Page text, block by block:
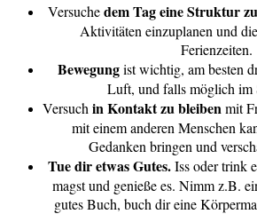
Versuchedem Tag eine Struktur
Aktivitäten einzuplanen und
Ferienzeiten.
Bewegungist wichtig, am besten
Luft, und falls möglich im
Versuchin Kontakt zu bleibenmit
mit einem anderen Menschen
Gedanken bringen und
Tue dir etwas Gutes.Iss oder trink
magst und genieße es. Nimm z.B.
gutes Buch, buch dir eine